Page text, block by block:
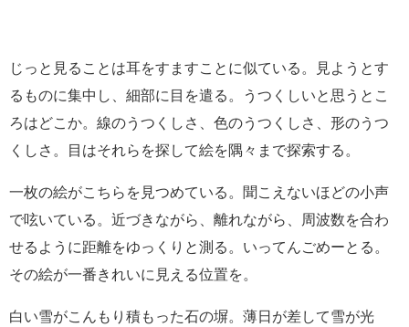
じっと見ることは耳をすますことに似ている。見ようとす
るものに集中し、細部に目を遣る。うつくしいと思うとこ
ろはどこか。線のうつくしさ、色のうつくしさ、形のうつ
くしさ。目はそれらを探して絵を隅々まで探索する。
一枚の絵がこちらを見つめている。聞こえないほどの小声
で呟いている。近づきながら、離れながら、周波数を合わ
せるように距離をゆっくりと測る。いってんごめーとる。
その絵が一番きれいに見える位置を。
白い雪がこんもり積もった石の塀。薄日が差して雪が光